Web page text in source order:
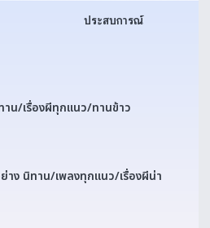
ประสบการณ์
าน/เรื่องผีทุกแนว/ทานข้าว
าง นิทาน/เพลงทุกแนว/เรื่องผีน่า